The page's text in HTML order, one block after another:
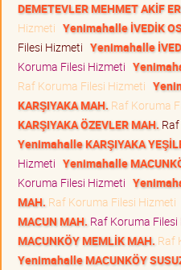
DEMETEVLER MEHMET AKİF
Hizmeti Yenimahalle İVEDİK
Filesi Hizmeti Yenimahalle
Koruma Filesi Hizmeti
Raf Koruma Filesi Hizmeti
KARŞIYAKA MAH. Raf Koruma
KARŞIYAKA ÖZEVLER MAH.
Yenimahalle KARŞIYAKA
Hizmeti Yenimahalle
Koruma Filesi Hizmeti
MAH. Raf Koruma Filesi Hizmeti
MACUN MAH. Raf Koruma Filesi
MACUNKÖY MEMLİK MAH. Raf
Yenimahalle MACUNKÖY